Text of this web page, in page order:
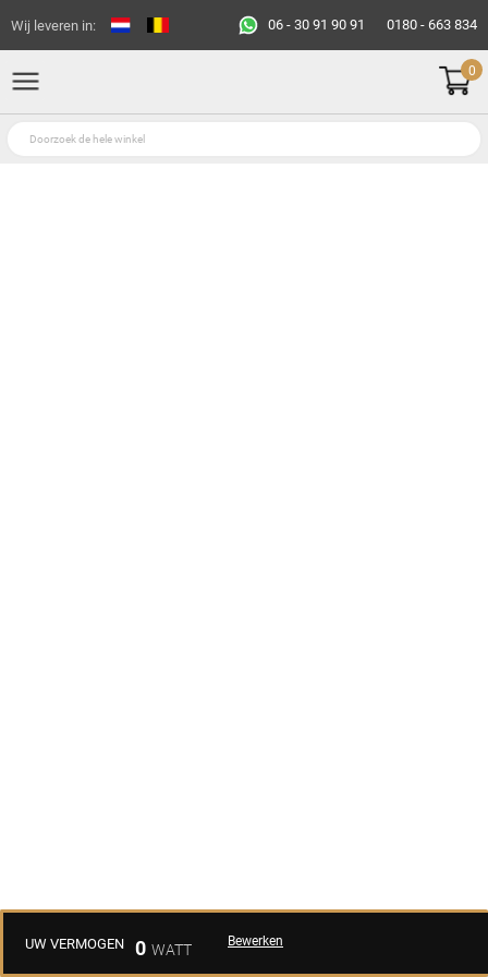
Wij leveren in: 06 - 30 91 90 91 0180 - 663 834
0
UW VERMOGEN 0 Bewerken